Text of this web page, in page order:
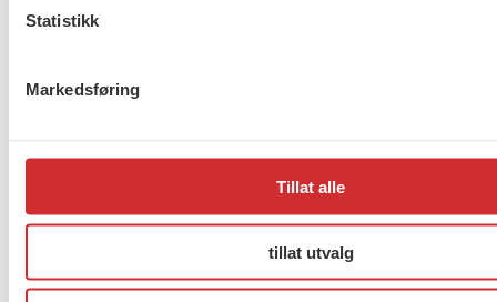
Statistikk
Markedsføring
Tillat alle
tillat utvalg
1 2 … 272 Neste
FO (Fellesorganisasjonen)